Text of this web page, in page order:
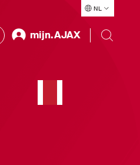
NL
mijn.AJAX